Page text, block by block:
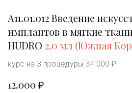
А11.01.012 Введение
имплантов в мягкие
HUDRO 2.0 мл (Южная
курс на 3 процедуры 34.000 ₽
12.000 ₽